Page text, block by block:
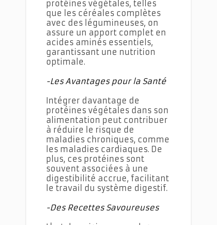
protéines végétales, telles
que les céréales complètes
avec des légumineuses, on
assure un apport complet en
acides aminés essentiels,
garantissant une nutrition
optimale.
-Les Avantages pour la Santé
Intégrer davantage de
protéines végétales dans son
alimentation peut contribuer
à réduire le risque de
maladies chroniques, comme
les maladies cardiaques. De
plus, ces protéines sont
souvent associées à une
digestibilité accrue, facilitant
le travail du système digestif.
-Des Recettes Savoureuses